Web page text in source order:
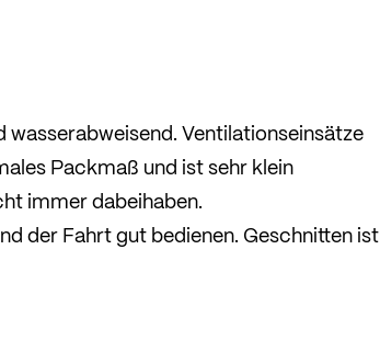
Ventilationseinsätze
Packmaß und ist sehr klein
immer dabeihaben.
der Fahrt gut bedienen. Geschnitten ist
anliegt und so sportartspezifisch jede